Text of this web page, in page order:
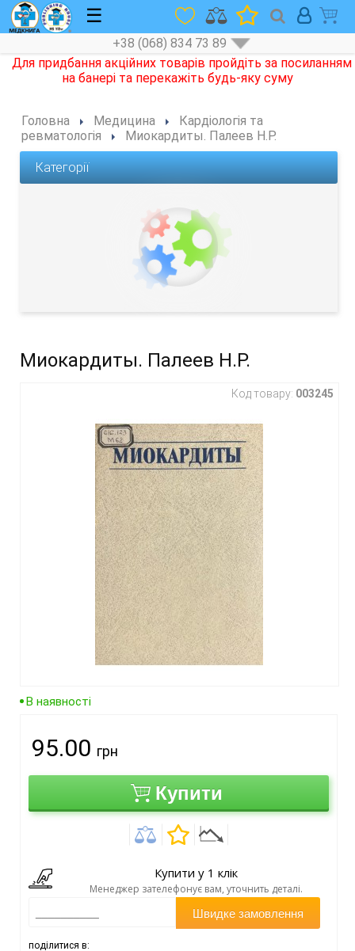
☰
+38 (068) 834 73 89
Головна Медицина
Кардіологія та
ревматологія
Миокардиты. Палеев Н.Р.
Категорії
Миокардиты. Палеев Н.Р.
Код товару: 003245
В наявності
95.00 грн
Купити
Купити у 1 клік
Менеджер зателефонує вам, уточнить деталі.
Швидке замовлення
поділитися в: